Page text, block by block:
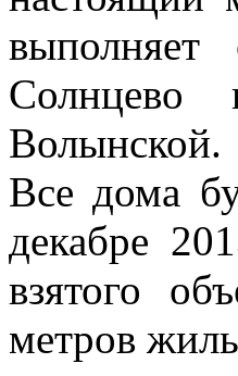
Все дома
декабре
взятого
метров